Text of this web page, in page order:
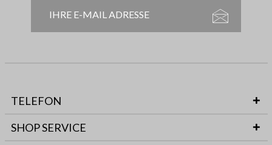
TELEFON
SHOP SERVICE